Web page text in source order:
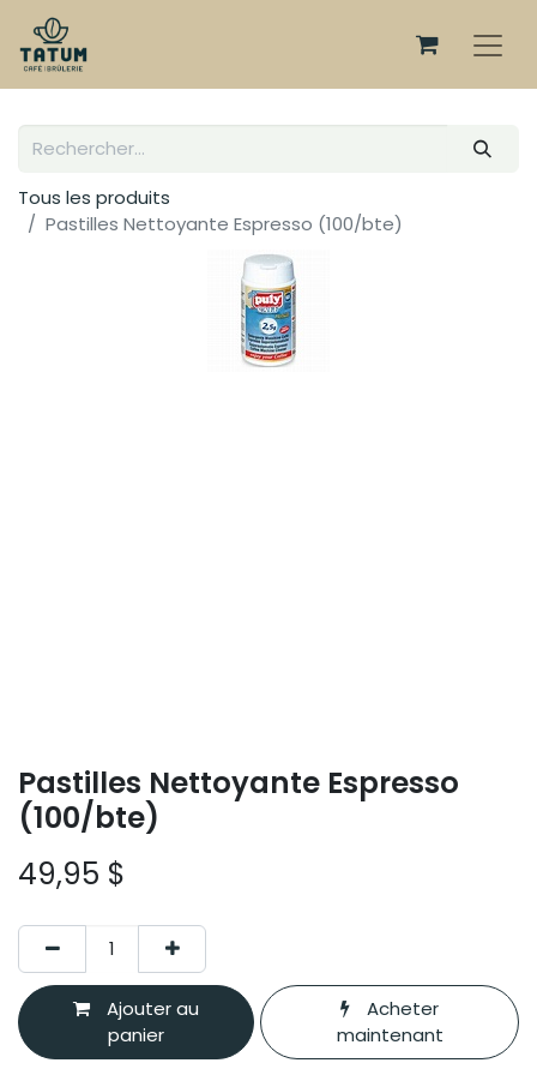
Tous les produits
Pastilles Nettoyante Espresso (100/bte)
Pastilles Nettoyante Espresso
(100/bte)
49,95 $
Ajouter au
panier
Acheter
maintenant